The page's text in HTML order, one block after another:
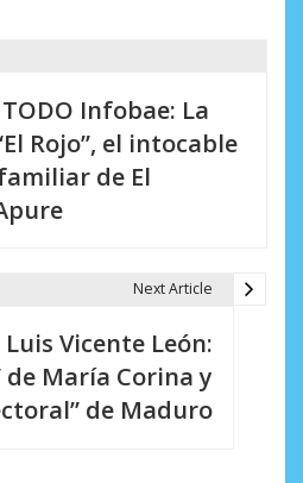
TODO Infobae: La
Rojo”, el intocable
de El
Next Article
Luis Vicente León:
de María Corina y
de Maduro